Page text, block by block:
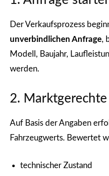
Der Verkaufsprozess
unverbindlichen Anfrage,
Modell, Baujahr,
werden.
2.
Auf Basis der Angaben
Fahrzeugwerts. Bewertet
technischer Zustand